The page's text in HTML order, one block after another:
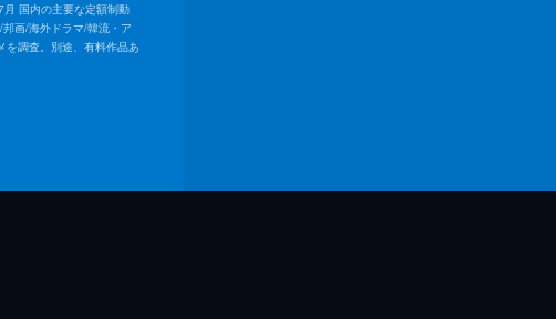
国内の主要な定額制動
画/海外ドラマ/韓流・ア
を調査。別途、有料作品あ